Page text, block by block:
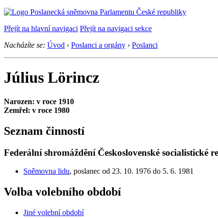
Přejít na hlavní navigaci Přejít na navigaci sekce
Nacházíte se: Úvod › Poslanci a orgány › Poslanci
Július Lörincz
Narozen: v roce 1910
Zemřel: v roce 1980
Seznam činností
Federální shromáždění Československé socialistické
Sněmovna lidu, poslanec od 23. 10. 1976 do 5. 6. 1981
Volba volebního období
Jiné volební období